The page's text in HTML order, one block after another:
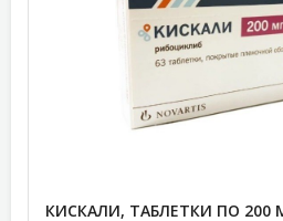
КИСКАЛИ, ТАБЛЕТКИ ПО 200